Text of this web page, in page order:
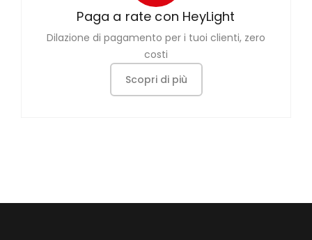
Paga a rate con HeyLight
Dilazione di pagamento per i tuoi clienti, zero
costi
Scopri di più